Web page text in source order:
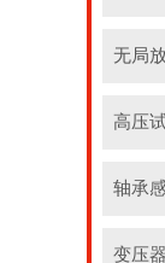
无局
高压
轴承
变压